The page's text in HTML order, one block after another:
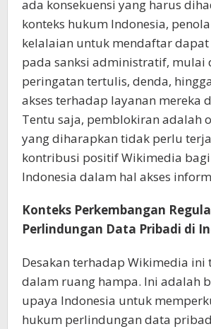
ada konsekuensi yang harus
konteks hukum Indonesia,
kelalaian untuk mendaftar
pada sanksi administratif, mulai
peringatan tertulis, denda,
akses terhadap layanan mereka
Tentu saja, pemblokiran adalah
yang diharapkan tidak perlu
kontribusi positif Wikimedia
Indonesia dalam hal akses
Konteks Perkembangan
Perlindungan Data Pribadi di
Desakan terhadap Wikimedia
dalam ruang hampa. Ini adalah
upaya Indonesia untuk
hukum perlindungan data